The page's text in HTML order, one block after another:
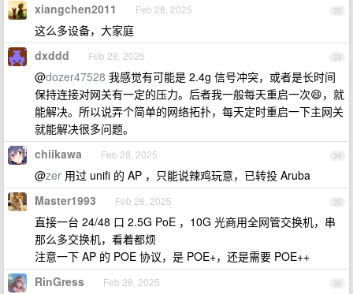
32
xiangchen2011 Feb 28, 2025
这么多设备，大家庭
33
dxddd Feb 28, 2025
@dozer47528 我感觉有可能是 2.4g 信号冲突，或者是长时间
保持连接对网关有一定的压力。后者我一般每天重启一次😄，就
能解决。所以说弄个简单的网络拓扑，每天定时重启一下主网关
就能解决很多问题。
34
chiikawa Feb 28, 2025
@zer 用过 unifi 的 AP ，只能说辣鸡玩意，已转投 Aruba
35
Master1993 Feb 28, 2025
直接一台 24/48 口 2.5G PoE ，10G 光商用全网管交换机，串
那么多交换机，看着都烦
注意一下 AP 的 POE 协议，是 POE+，还是需要 POE++
36
RinGress Feb 28, 2025